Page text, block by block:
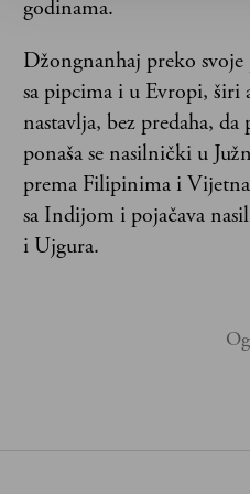
godinama.
Džongnanhaj preko
sa pipcima i u Evropi,
nastavlja, bez predaha,
ponaša se nasilnički u
prema Filipinima i
sa Indijom i pojačava
i Ujgura.